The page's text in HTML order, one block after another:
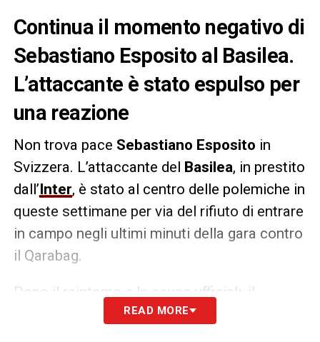
Continua il momento negativo di
Sebastiano Esposito al Basilea.
L’attaccante è stato espulso per
una reazione
Non trova pace Sebastiano Esposito in
Svizzera. L’attaccante del Basilea, in prestito
dall’Inter, è stato al centro delle polemiche in
queste settimane per via del rifiuto di entrare
in campo negli ultimi minuti della gara contro
il Qarabag.
Dopo il reintegro e le scuse ufficiali, il
giovane classe 2002 è tornato tra i
READ MORE